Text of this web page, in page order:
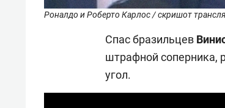
Роналдо и Роберто Карлос / скришот
Спас бразильцев
штрафной соперника,
угол.